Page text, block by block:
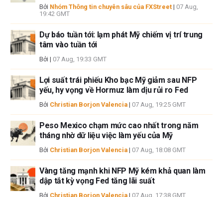
được đăng trên trang này.
Nếu không được đề cập rõ ràng trong nội dung bài viết, tại thời điểm viết
cập trong bài viết này và không có quan hệ kinh doanh với bất kỳ công ty
nào được đề cập. Tác giả không nhận được tiền công cho việc viết bài
này, ngoài từ FXStreet.
giả không cam đoan về tính chính xác, đầy đủ hoặc phù hợp của thông
tin này. FXStreet và tác giả sẽ không chịu trách nhiệm về bất kỳ sai sót,
thiếu sót hoặc bất kỳ tổn thất, thương tích hoặc thiệt hại nào phát sinh từ
thông tin này và việc hiển thị hoặc sử dụng thông tin này. Ngoại trừ các
lỗi và thiếu sót.
Tác giả và FXStreet không phải là các cố vấn đầu tư đã đăng ký và không
có nội dung nào trong bài viết này nhằm mục đích tư vấn đầu tư.
Bởi Nhóm Thông tin chuyên sâu của FXStreet | 07 Aug,
19:42 GMT
Dự báo tuần tới: lạm phát Mỹ chiếm vị trí trung
tâm vào tuần tới
Bởi | 07 Aug, 19:33 GMT
Lợi suất trái phiếu Kho bạc Mỹ giảm sau NFP
yếu, hy vọng về Hormuz làm dịu rủi ro Fed
Bởi Christian Borjon Valencia | 07 Aug, 19:25 GMT
Peso Mexico chạm mức cao nhất trong năm
tháng nhờ dữ liệu việc làm yếu của Mỹ
Bởi Christian Borjon Valencia | 07 Aug, 18:08 GMT
Vàng tăng mạnh khi NFP Mỹ kém khả quan làm
dập tắt kỳ vọng Fed tăng lãi suất
Bởi Christian Borjon Valencia | 07 Aug, 17:38 GMT